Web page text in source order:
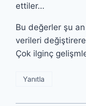
ettiler…
Bu değerler şu
verileri
Çok ilginç
Yanıtla